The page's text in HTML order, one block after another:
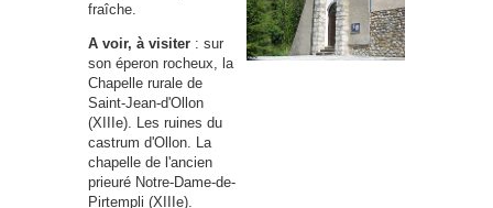
fraîche.
A voir, à visiter : sur
son éperon rocheux, la
Chapelle rurale de
Saint-Jean-d'Ollon
(XIIIe). Les ruines du
castrum d'Ollon. La
chapelle de l'ancien
prieuré Notre-Dame-de-
Pirtempli (XIIIe).